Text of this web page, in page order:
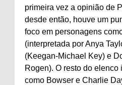
primeira vez a opinião de
desde então, houve um
foco em personagens
(interpretada por Anya
(Keegan-Michael Key) e
Rogen). O resto do
como Bowser e Charlie